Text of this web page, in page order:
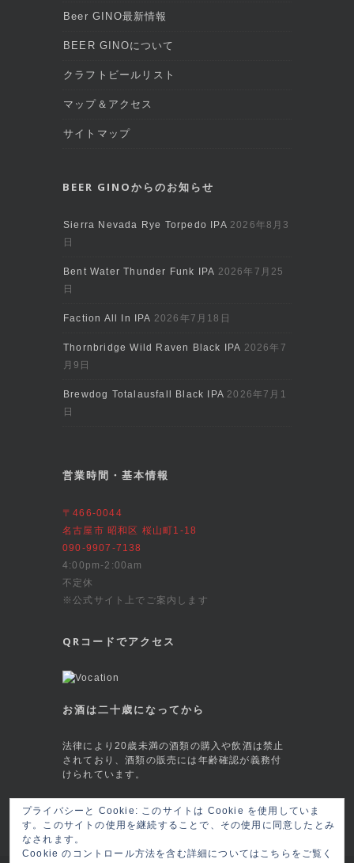
Beer GINO最新情報
BEER GINOについて
クラフトビールリスト
マップ＆アクセス
サイトマップ
BEER GINOからのお知らせ
Sierra Nevada Rye Torpedo IPA 2026年8月3
日
Bent Water Thunder Funk IPA 2026年7月25
日
Faction All In IPA 2026年7月18日
Thornbridge Wild Raven Black IPA 2026年7
月9日
Brewdog Totalausfall Black IPA 2026年7月1
日
営業時間・基本情報
〒466-0044
名古屋市 昭和区 桜山町1-18
090-9907-7138
4:00pm-2:00am
不定休
※公式サイト上でご案内します
QRコードでアクセス
お酒は二十歳になってから
法律により20歳未満の酒類の購入や飲酒は禁止
されており、酒類の販売には年齢確認が義務付
けられています。
This site is protected by reCAPTCHA and
the GooglePrivacy Policyand
Terms of
Service
apply.
プライバシーと Cookie: このサイトは Cookie を使用していま
す。このサイトの使用を継続することで、その使用に同意したとみ
なされます。
Cookie のコントロール方法を含む詳細についてはこちらをご覧く